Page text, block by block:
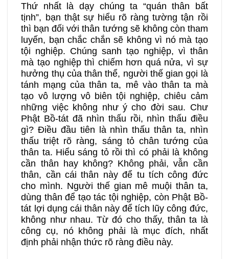
Thứ nhất là dạy chúng ta “quán thân bất
tịnh”, bạn thật sự hiểu rõ ràng tường tận rồi
thì bạn đối với thân tướng sẽ không còn tham
luyến, bạn chắc chắn sẽ không vì nó mà tạo
tội nghiệp. Chúng sanh tạo nghiệp, vì thân
mà tạo nghiệp thì chiếm hơn quá nửa, vì sự
hưởng thụ của thân thể, người thế gian gọi là
tánh mạng của thân ta, mê vào thân ta mà
tạo vô lượng vô biên tội nghiệp, chiêu cảm
những việc không như ý cho đời sau. Chư
Phật Bồ-tát đã nhìn thấu rồi, nhìn thấu điều
gì? Điều đầu tiên là nhìn thấu thân ta, nhìn
thấu triệt rõ ràng, sáng tỏ chân tướng của
thân ta. Hiểu sáng tỏ rồi thì có phải là không
cần thân hay không? Không phải, vẫn cần
thân, cần cái thân này để tu tích công đức
cho mình. Người thế gian mê muội thân ta,
dùng thân để tạo tác tội nghiệp, còn Phật Bồ-
tát lợi dụng cái thân này để tích lũy công đức,
không như nhau. Từ đó cho thấy, thân ta là
công cụ, nó không phải là mục đích, nhất
định phải nhận thức rõ ràng điều này.